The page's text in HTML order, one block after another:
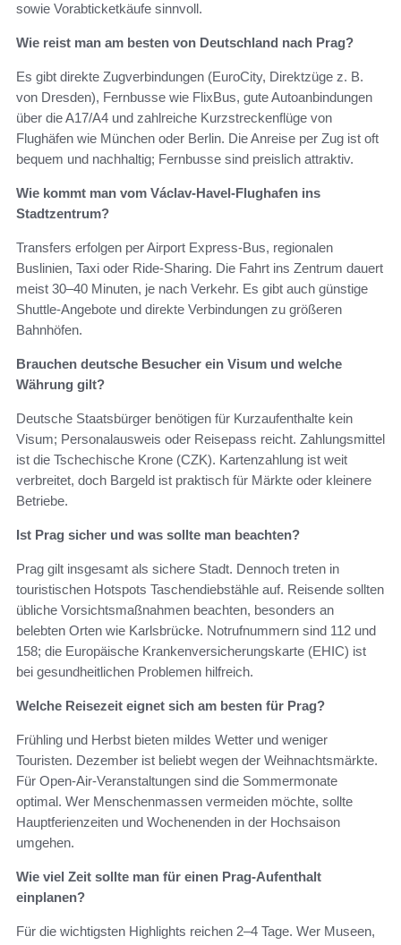
sowie Vorabticketkäufe sinnvoll.
Wie reist man am besten von Deutschland nach Prag?
Es gibt direkte Zugverbindungen (EuroCity, Direktzüge z. B.
von Dresden), Fernbusse wie FlixBus, gute Autoanbindungen
über die A17/A4 und zahlreiche Kurzstreckenflüge von
Flughäfen wie München oder Berlin. Die Anreise per Zug ist oft
bequem und nachhaltig; Fernbusse sind preislich attraktiv.
Wie kommt man vom Václav-Havel-Flughafen ins
Stadtzentrum?
Transfers erfolgen per Airport Express-Bus, regionalen
Buslinien, Taxi oder Ride-Sharing. Die Fahrt ins Zentrum dauert
meist 30–40 Minuten, je nach Verkehr. Es gibt auch günstige
Shuttle-Angebote und direkte Verbindungen zu größeren
Bahnhöfen.
Brauchen deutsche Besucher ein Visum und welche
Währung gilt?
Deutsche Staatsbürger benötigen für Kurzaufenthalte kein
Visum; Personalausweis oder Reisepass reicht. Zahlungsmittel
ist die Tschechische Krone (CZK). Kartenzahlung ist weit
verbreitet, doch Bargeld ist praktisch für Märkte oder kleinere
Betriebe.
Ist Prag sicher und was sollte man beachten?
Prag gilt insgesamt als sichere Stadt. Dennoch treten in
touristischen Hotspots Taschendiebstähle auf. Reisende sollten
übliche Vorsichtsmaßnahmen beachten, besonders an
belebten Orten wie Karlsbrücke. Notrufnummern sind 112 und
158; die Europäische Krankenversicherungskarte (EHIC) ist
bei gesundheitlichen Problemen hilfreich.
Welche Reisezeit eignet sich am besten für Prag?
Frühling und Herbst bieten mildes Wetter und weniger
Touristen. Dezember ist beliebt wegen der Weihnachtsmärkte.
Für Open-Air-Veranstaltungen sind die Sommermonate
optimal. Wer Menschenmassen vermeiden möchte, sollte
Hauptferienzeiten und Wochenenden in der Hochsaison
umgehen.
Wie viel Zeit sollte man für einen Prag-Aufenthalt
einplanen?
Für die wichtigsten Highlights reichen 2–4 Tage. Wer Museen,